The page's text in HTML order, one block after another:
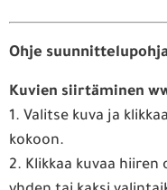
Ohje
Kuvien siirtäminen
1. Valitse kuva ja
kokoon.
2. Klikkaa kuvaa hiiren